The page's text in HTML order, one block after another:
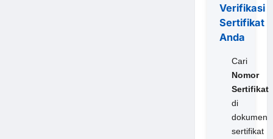
Verifikasi
Sertifikat
Anda
Cari
Nomor
Sertifikat
di
dokumen
sertifikat